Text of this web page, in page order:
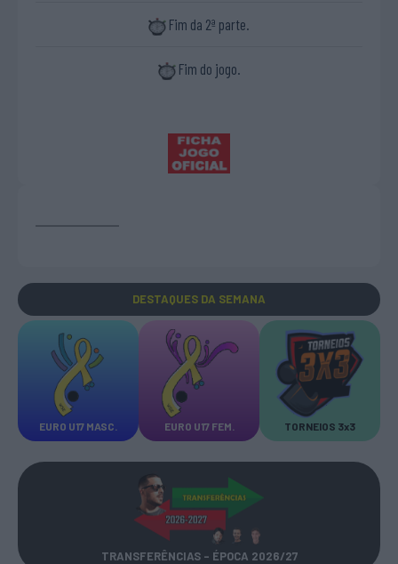
Fim da 2ª parte.
Fim do jogo.
DESTAQUES DA SEMANA
EURO U17 MASC. EURO U17 FEM. TORNEIOS 3x3
TRANSFERÊNCIAS - ÉPOCA 2026/27